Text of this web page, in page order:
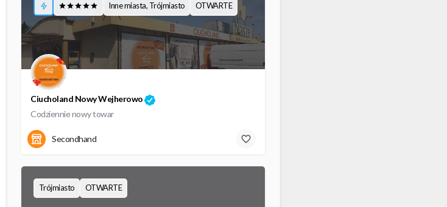
Ciucholand Nowy Wejherowo
Codziennie nowy towar
10 Lutego
Inne miasta, Trójmiasto OTWARTE
Secondhand
Trójmiasto OTWARTE